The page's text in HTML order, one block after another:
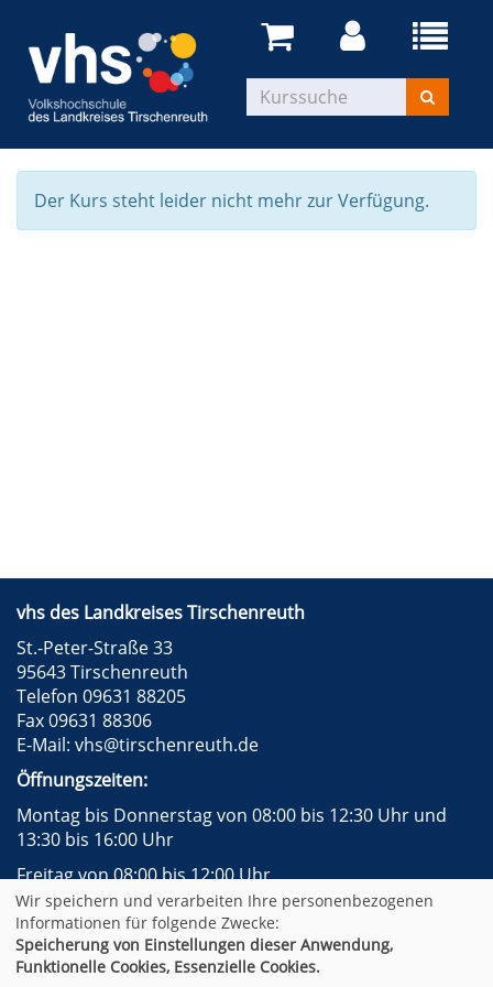
Der Kurs steht leider nicht mehr zur Verfügung.
vhs des Landkreises Tirschenreuth
St.-Peter-Straße 33
95643 Tirschenreuth
Telefon 09631 88205
Fax 09631 88306
E-Mail: vhs@tirschenreuth.de
Öffnungszeiten:
Montag bis Donnerstag von 08:00 bis 12:30 Uhr und
13:30 bis 16:00 Uhr
Freitag von 08:00 bis 12:00 Uhr
Facebook
Instagram
Impressum
AGB
Datenschutzerklärung
Widerrufsformular
Newsletter
Sitemap
Wir speichern und verarbeiten Ihre personenbezogenen
Informationen für folgende Zwecke:
Speicherung von Einstellungen dieser Anwendung,
Funktionelle Cookies, Essenzielle Cookies.